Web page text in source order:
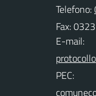
Telefono:
Fax:
E-mail:
PEC: